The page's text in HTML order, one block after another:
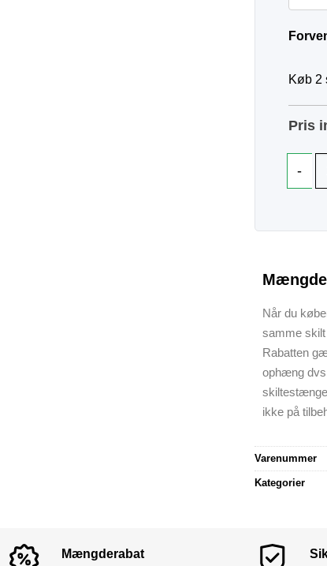
Køb 2
Pris
Når du
samme
Rabatten
ophæng
ikke på
Varenummer
Kategorier
Mængderabat